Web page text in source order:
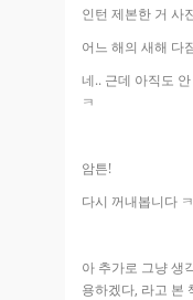
인턴 제본한 거 사
어느 해의 새해 다
네.. 근데 아직도
ㅋ
암튼!
다시 꺼내봅니다
아 추가로 그냥 생
용하겠다, 라고 본